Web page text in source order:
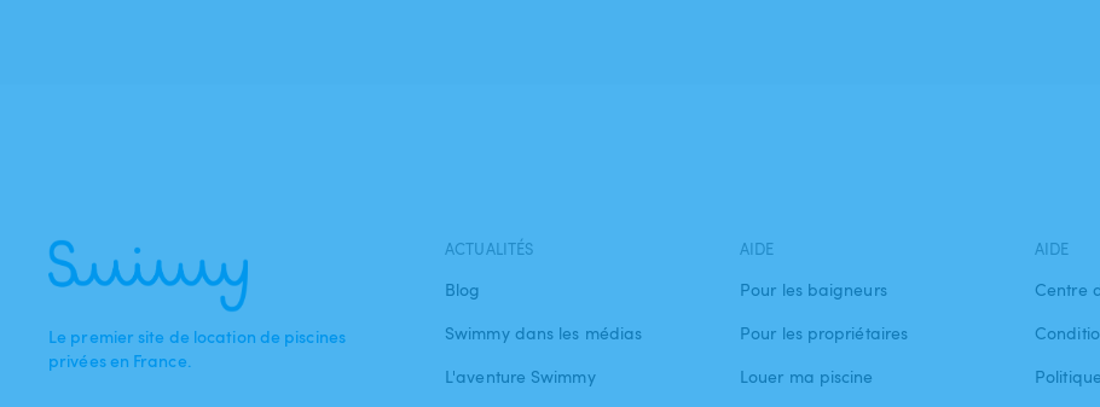
Le premier site de location de piscines
privées en France.
ACTUALITÉS
Blog
Swimmy dans les médias
L'aventure Swimmy
AIDE
Pour les baigneurs
Pour les propriétaires
Louer ma piscine
AIDE
Centre